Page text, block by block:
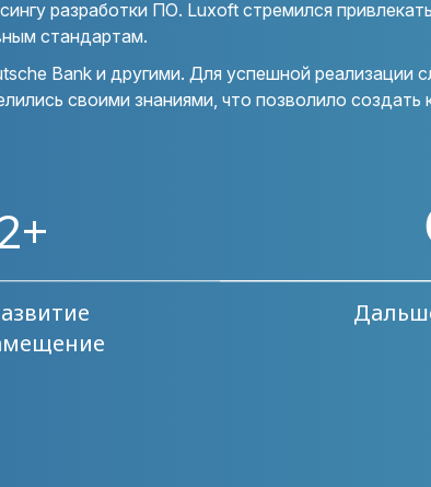
разработки ПО. Luxoft стремился
стандартам.
Bank и другими. Для успешной реализации
своими знаниями, что позволило создать